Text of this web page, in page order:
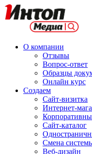
О компании
Отзывы
Вопрос-ответ
Образцы
Онлайн курс
Создаем
Сайт-визитка
Интернет-
Сайт-каталог
Смена
Веб-дизайн